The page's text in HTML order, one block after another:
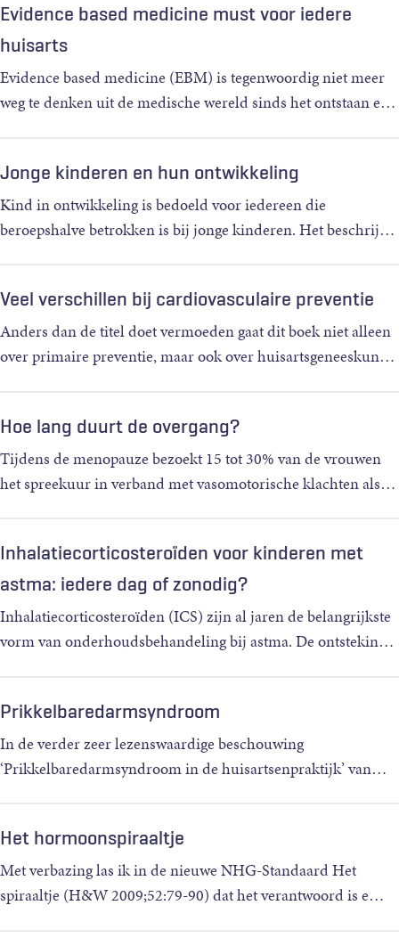
Evidence based medicine must voor iedere
huisarts
Evidence based medicine (EBM) is tegenwoordig niet meer
weg te denken uit de medische wereld sinds het ontstaan e…
Jonge kinderen en hun ontwikkeling
Kind in ontwikkeling is bedoeld voor iedereen die
beroepshalve betrokken is bij jonge kinderen. Het beschrij…
Veel verschillen bij cardiovasculaire preventie
Anders dan de titel doet vermoeden gaat dit boek niet alleen
over primaire preventie, maar ook over huisartsgeneeskun…
Hoe lang duurt de overgang?
Tijdens de menopauze bezoekt 15 tot 30% van de vrouwen
het spreekuur in verband met vasomotorische klachten als…
Inhalatiecorticosteroïden voor kinderen met
astma: iedere dag of zonodig?
Inhalatiecorticosteroïden (ICS) zijn al jaren de belangrijkste
vorm van onderhoudsbehandeling bij astma. De ontstekin…
Prikkelbaredarmsyndroom
In de verder zeer lezenswaardige beschouwing
‘Prikkelbaredarmsyndroom in de huisartsenpraktijk’ van…
Het hormoonspiraaltje
Met verbazing las ik in de nieuwe NHG-Standaard Het
spiraaltje (H&W 2009;52:79-90) dat het verantwoord is e…